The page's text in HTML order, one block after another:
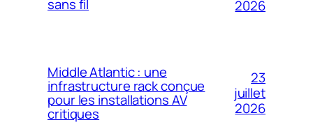
sans fil
2026
Middle Atlantic : une
infrastructure rack conçue
pour les installations AV
critiques
23
juillet
2026